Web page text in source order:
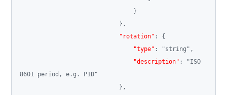
}
} ,
"rotation" :
{
"type" : "string" ,
"description" :
"ISO
8601 period, e.g. P1D"
} ,